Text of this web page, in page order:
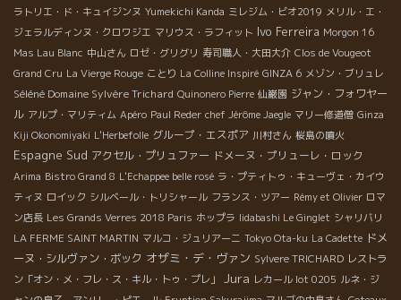
ラトリエ・ド・キュイジンヌ Yumekichi Kanda ミレジム・ビオ2019 メリル・エ・
ジェラルディンヌ・クロワジエ マリウス・ラフィット Ivo Ferreira Morgon 16
Mas Lau Blanc 中山さん ロゼ・グリグリ 寿司職人・大田大介 Clos de Vougeot
Grand Cru La Vierge Rouge ことり La Colline Inspiré GINZA 6 メゾン・ブリュレ
Séléné Domaine Sylvère Trichard Quinonero Pierre 仙巌園 ジャン・フォワヤー
ル アルプ・マリティム Apéro Paul Reder chef Jérôme Jaegle マリー修道僧 Ginza
Kiji Okonomiyaki L'Herbefolle グループ・エスポア 川村さん 桜島の噴火
Espagne Sud アクセル・プリュファー ドメーヌ・プリューレ・ロック
Arima Bistro Grand 8 L'Echappee belle rosé ラ・プティトゥ・キューヴェ・カイウ
ティヌ ロイック シルベール・トリシャール フランス・ツアー Rémy et Olivier ロマ
ン店長 Les Grands Verres 2018 Paris ホップラ Iidabashi Le Ginglet シャリバリ
LA FERME SAINT MARTIN マルコ・ジュリアーニ Tokyo Ota-ku La Cadette ドメ
ーヌ・シルヴァン・ボック オザミ・デ・ヴァン Sylvere TRICHARD レストラ
ン「オン・メ・フレ・ス・キル・トゥ・プレ」
Jura レカール lot 0205 ルネ・ジ